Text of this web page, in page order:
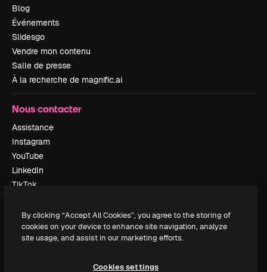
Blog
Événements
Slidesgo
Vendre mon contenu
Salle de presse
À la recherche de magnific.ai
Nous contacter
Assistance
Instagram
YouTube
LinkedIn
TikTok
Reddit
By clicking “Accept All Cookies”, you agree to the storing of
cookies on your device to enhance site navigation, analyze
site usage, and assist in our marketing efforts.
Cookies settings